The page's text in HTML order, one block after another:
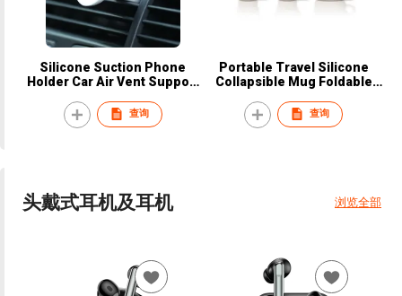
Silicone Suction Phone
Holder Car Air Vent Support
查询
Portable Travel Silicone
Collapsible Mug Foldable
查询
头戴式耳机及耳机 浏览全部